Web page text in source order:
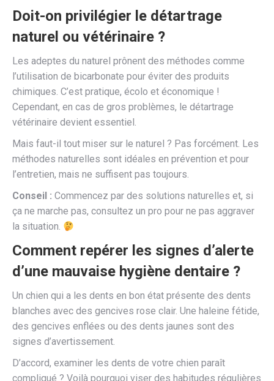
Doit-on privilégier le détartrage
naturel ou vétérinaire ?
Les adeptes du naturel prônent des méthodes comme
l’utilisation de bicarbonate pour éviter des produits
chimiques. C’est pratique, écolo et économique !
Cependant, en cas de gros problèmes, le détartrage
vétérinaire devient essentiel.
Mais faut-il tout miser sur le naturel ? Pas forcément. Les
méthodes naturelles sont idéales en prévention et pour
l’entretien, mais ne suffisent pas toujours.
Conseil : Commencez par des solutions naturelles et, si
ça ne marche pas, consultez un pro pour ne pas aggraver
la situation.
Comment repérer les signes d’alerte
d’une mauvaise hygiène dentaire ?
Un chien qui a les dents en bon état présente des dents
blanches avec des gencives rose clair. Une haleine fétide,
des gencives enflées ou des dents jaunes sont des
signes d’avertissement.
D’accord, examiner les dents de votre chien paraît
compliqué ? Voilà pourquoi viser des habitudes régulières